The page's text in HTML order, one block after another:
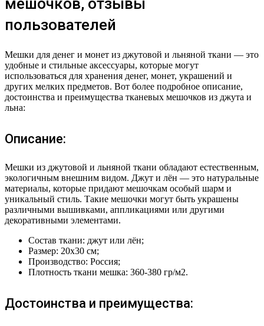
пользователей
Мешки для денег и монет из джутовой и льняной ткани — это
удобные и стильные аксессуары, которые могут
использоваться для хранения денег, монет, украшений и
других мелких предметов. Вот более подробное описание,
достоинства и преимущества тканевых мешочков из джута и
льна:
Описание:
Мешки из джутовой и льняной ткани обладают естественным,
экологичным внешним видом. Джут и лён — это натуральные
материалы, которые придают мешочкам особый шарм и
уникальный стиль. Такие мешочки могут быть украшены
различными вышивками, аппликациями или другими
декоративными элементами.
Состав ткани: джут или лён;
Размер: 20х30 см;
Производство: Россия;
Плотность ткани мешка: 360-380 гр/м2.
Достоинства и преимущества: